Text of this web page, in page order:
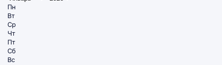
Пн
Вт
Ср
Чт
Пт
Сб
Вс